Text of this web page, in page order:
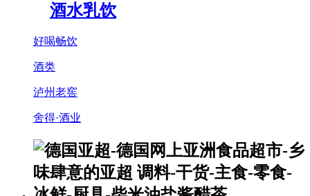
酒水乳饮
好喝畅饮
酒类
泸州老窖
舍得·酒业